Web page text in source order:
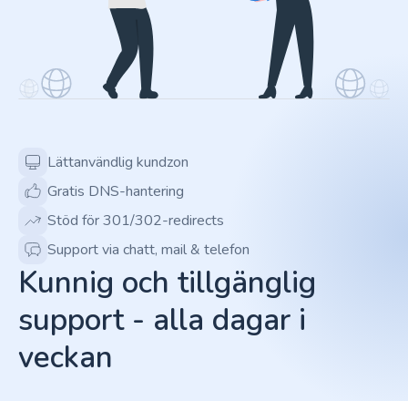
Lättanvändlig kundzon
Gratis DNS-hantering
Stöd för 301/302-redirects
Support via chatt, mail & telefon
Kunnig och tillgänglig
support - alla dagar i
veckan